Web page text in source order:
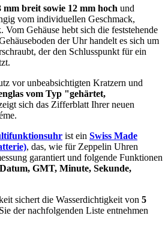
mm breit sowie 12 mm hoch und
vom individuellen Geschmack,
Vom Gehäuse hebt sich die feststehende
der Uhr handelt es sich um
der den Schlusspunkt für ein
vor unbeabsichtigten Kratzern und
vom Typ "gehärtet,
sich das Zifferblatt Ihrer neuen
.
ist ein Swiss Made
, das, wie für Zeppelin Uhren
garantiert und folgende Funktionen
GMT, Minute, Sekunde,
sichert die Wasserdichtigkeit von 5
der nachfolgenden Liste entnehmen